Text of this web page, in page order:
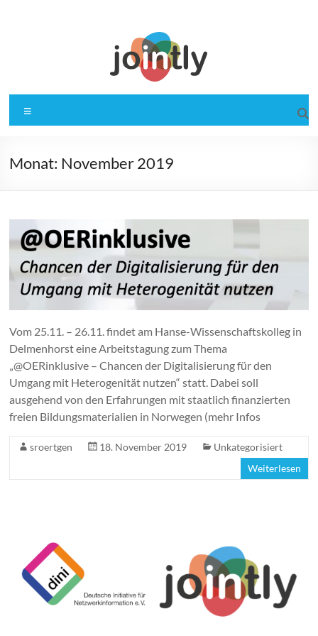
Jointly
Gemeinsam für OER
Monat: November 2019
Vom 25.11. – 26.11. findet am Hanse-Wissenschaftskolleg in
Delmenhorst eine Arbeitstagung zum Thema
„@OERinklusive – Chancen der Digitalisierung für den
Umgang mit Heterogenität nutzen“ statt. Dabei soll
ausgehend von den Erfahrungen mit staatlich finanzierten
freien Bildungsmaterialien in Norwegen (mehr Infos
sroertgen 18. November 2019
Unkategorisiert
Weiterlesen